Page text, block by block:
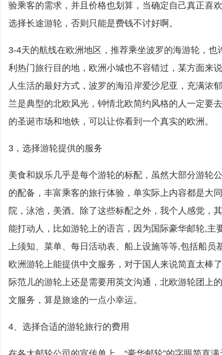
验乘客的需求，并且价格也划算，当确定自己真正喜
选择长途游轮，否则只能是费钱不讨好啊。
3-4天的航线在欧洲地区，推荐乘坐波罗的海游轮，也
利热门旅行目的地，欧洲小城也不容错过，某方面来
人生活的最好方式，波罗的海沿岸爱沙尼亚，充满浓
兰是典型的北欧风光，钟情北欧简约风格的人一定要
的圣诞市场和地铁，可以让你看到一个真实的欧洲。
3，选择游轮提供的服务
美食和娱乐几乎是每个游轮的标配，虽然大部分游轮
的配备，丰富乘客的旅行体验，单实际上内容都是大
院，泳池，美酒。除了这些标配之外，我个人感觉，
能打动人，比如游轮上的语言，因为国际豪华邮轮,主
上须知、菜单、每日活动表、船上设施等等,包括船员
欧洲游轮上能提供中文服务，对于国人来说简直太棒
际范儿的游轮上还是需要用英文沟通，北欧游轮团上
文服务，算是旅途的一点小幸运。
4、选择合适的游轮旅行的费用